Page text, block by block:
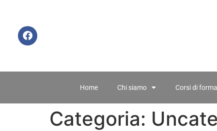
Home Chi siamo Corsi di
Categoria: